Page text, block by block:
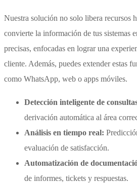
Nuestra solución no solo libera recursos
convierte la información de tus sistemas
precisas, enfocadas en lograr una
cliente. Además, puedes extender estas
como WhatsApp, web o apps móviles.
Detección inteligente de
derivación automática al área
Análisis en tiempo real:
evaluación de satisfacción.
Automatización de
de informes, tickets y respuestas.